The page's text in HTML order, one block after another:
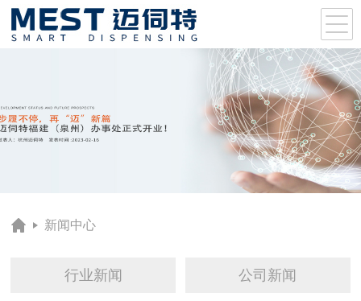
新闻中心
行业新闻 公司新闻